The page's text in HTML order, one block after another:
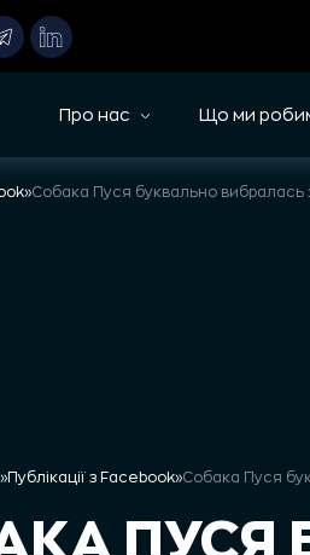
Про нас Що ми
»Собака Пуся буквально вибралась з
»Публікації з Facebook»Собака Пуся
ПУСЯ